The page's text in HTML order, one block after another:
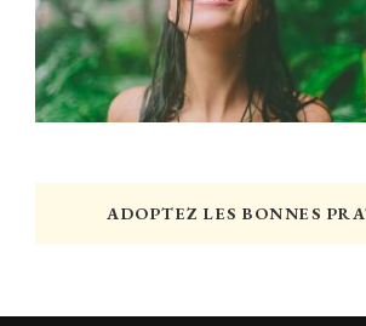
ADOPTEZ LES BONNES